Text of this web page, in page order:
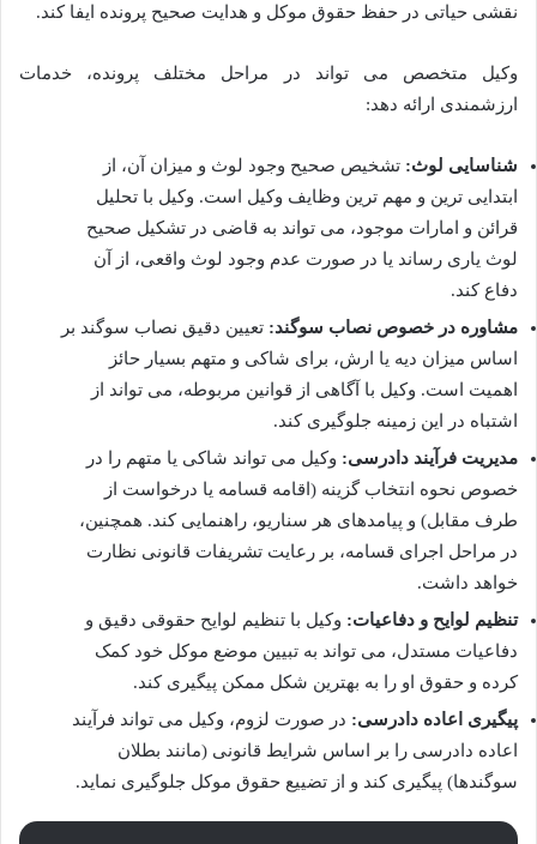
نقشی حیاتی در حفظ حقوق موکل و هدایت صحیح پرونده ایفا کند.
وکیل متخصص می تواند در مراحل مختلف پرونده، خدمات
ارزشمندی ارائه دهد:
شناسایی لوث: تشخیص صحیح وجود لوث و میزان آن، از
ابتدایی ترین و مهم ترین وظایف وکیل است. وکیل با تحلیل
قرائن و امارات موجود، می تواند به قاضی در تشکیل صحیح
لوث یاری رساند یا در صورت عدم وجود لوث واقعی، از آن
دفاع کند.
مشاوره در خصوص نصاب سوگند: تعیین دقیق نصاب سوگند بر
اساس میزان دیه یا ارش، برای شاکی و متهم بسیار حائز
اهمیت است. وکیل با آگاهی از قوانین مربوطه، می تواند از
اشتباه در این زمینه جلوگیری کند.
مدیریت فرآیند دادرسی: وکیل می تواند شاکی یا متهم را در
خصوص نحوه انتخاب گزینه (اقامه قسامه یا درخواست از
طرف مقابل) و پیامدهای هر سناریو، راهنمایی کند. همچنین،
در مراحل اجرای قسامه، بر رعایت تشریفات قانونی نظارت
خواهد داشت.
تنظیم لوایح و دفاعیات: وکیل با تنظیم لوایح حقوقی دقیق و
دفاعیات مستدل، می تواند به تبیین موضع موکل خود کمک
کرده و حقوق او را به بهترین شکل ممکن پیگیری کند.
پیگیری اعاده دادرسی: در صورت لزوم، وکیل می تواند فرآیند
اعاده دادرسی را بر اساس شرایط قانونی (مانند بطلان
سوگندها) پیگیری کند و از تضییع حقوق موکل جلوگیری نماید.